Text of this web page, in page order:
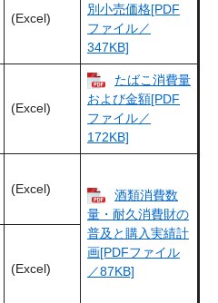
(Excel)
別小売価格[PDF
ファイル／
347KB]
(Excel)
たばこ消費量
および金額[PDF
ファイル／
172KB]
(Excel)
酒類消費数
量・耐久消費財の
普及と購入実績計
画[PDFファイル
／87KB]
(Excel)